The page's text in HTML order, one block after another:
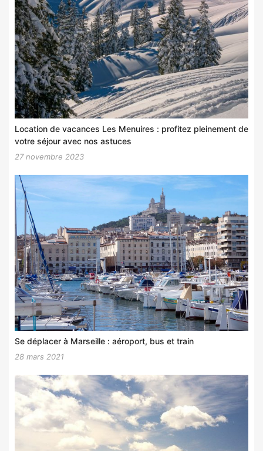
Location de vacances Les Menuires : profitez pleinement de
votre séjour avec nos astuces
27 novembre 2023
Se déplacer à Marseille : aéroport, bus et train
28 mars 2021